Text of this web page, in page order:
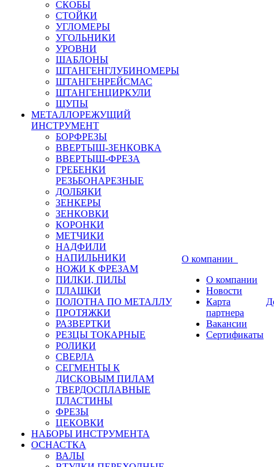
СКОБЫ
СТОЙКИ
УГЛОМЕРЫ
УГОЛЬНИКИ
УРОВНИ
ШАБЛОНЫ
ШТАНГЕНГЛУБИНОМЕРЫ
ШТАНГЕНРЕЙСМАС
ШТАНГЕНЦИРКУЛИ
ЩУПЫ
МЕТАЛЛОРЕЖУЩИЙ
ИНСТРУМЕНТ
БОРФРЕЗЫ
ВВЕРТЫШ-ЗЕНКОВКА
ВВЕРТЫШ-ФРЕЗА
ГРЕБЕНКИ
РЕЗЬБОНАРЕЗНЫЕ
ДОЛБЯКИ
ЗЕНКЕРЫ
ЗЕНКОВКИ
КОРОНКИ
МЕТЧИКИ
НАДФИЛИ
НАПИЛЬНИКИ
НОЖИ К ФРЕЗАМ
ПИЛКИ, ПИЛЫ
ПЛАШКИ
ПОЛОТНА ПО МЕТАЛЛУ
ПРОТЯЖКИ
РАЗВЕРТКИ
РЕЗЦЫ ТОКАРНЫЕ
РОЛИКИ
СВЕРЛА
СЕГМЕНТЫ К
ДИСКОВЫМ ПИЛАМ
ТВЕРДОСПЛАВНЫЕ
ПЛАСТИНЫ
ФРЕЗЫ
ЦЕКОВКИ
НАБОРЫ ИНСТРУМЕНТА
ОСНАСТКА
ВАЛЫ
О компании
О компании
Новости
Карта
партнера
Вакансии
Сертификаты